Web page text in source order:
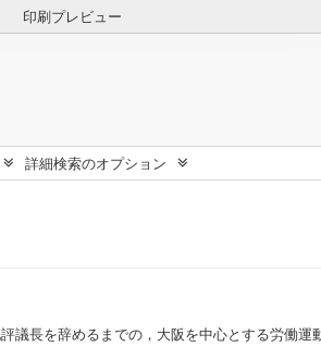
印刷プレビュー
詳細検索のオプション
長を辞めるまでの，大阪を中心とする労働運